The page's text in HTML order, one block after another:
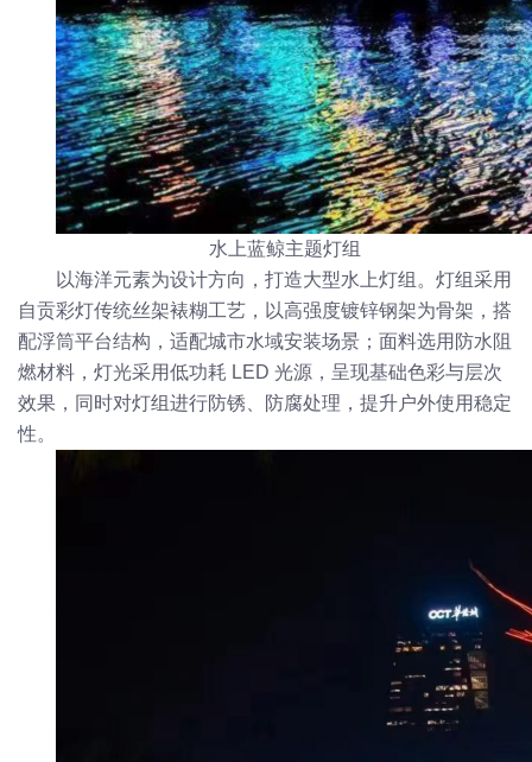
水上蓝鲸主题灯组
以海洋元素为设计方向，打造大型水上灯组。灯组采用
自贡彩灯传统丝架裱糊工艺，以高强度镀锌钢架为骨架，搭
配浮筒平台结构，适配城市水域安装场景；面料选用防水阻
燃材料，灯光采用低功耗 LED 光源，呈现基础色彩与层次
效果，同时对灯组进行防锈、防腐处理，提升户外使用稳定
性。